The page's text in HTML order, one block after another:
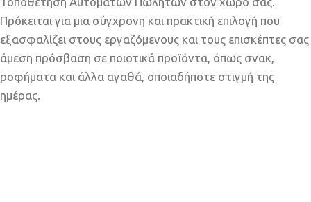
Πρόκειται για μια σύγχρονη και πρακτική επιλογή που
εξασφαλίζει στους εργαζόμενους και τους επισκέπτες σας
άμεση πρόσβαση σε ποιοτικά προϊόντα, όπως σνακ,
ροφήματα και άλλα αγαθά, οποιαδήποτε στιγμή της
ημέρας.